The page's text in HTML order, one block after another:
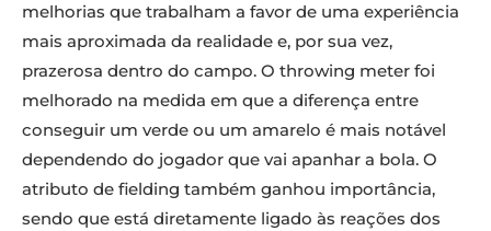
melhorias que trabalham a favor de uma experiência
mais aproximada da realidade e, por sua vez,
prazerosa dentro do campo. O throwing meter foi
melhorado na medida em que a diferença entre
conseguir um verde ou um amarelo é mais notável
dependendo do jogador que vai apanhar a bola. O
atributo de fielding também ganhou importância,
sendo que está diretamente ligado às reações dos